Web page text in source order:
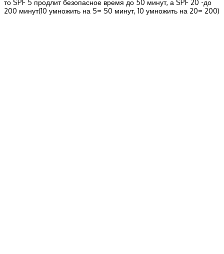
то SPF 5 продлит безопасное время до 50 минут, а SPF 20 -до
200 минут(10 умножить на 5= 50 минут, 10 умножить на 20= 200)